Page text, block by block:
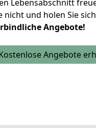
Lebensabschnitt
nicht und holen Sie sich
Angebote!
Angebote